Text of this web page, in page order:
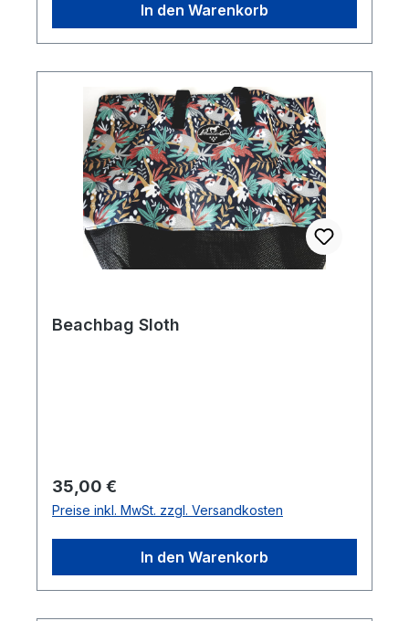
In den Warenkorb
Beachbag Sloth
Regulärer Preis:
35,00 €
Preise inkl. MwSt. zzgl. Versandkosten
In den Warenkorb